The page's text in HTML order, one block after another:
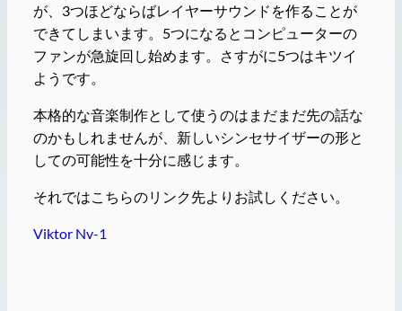
が、3つほどならばレイヤーサウンドを作ることが
できてしまいます。5つになるとコンピューターの
ファンが急旋回し始めます。さすがに5つはキツイ
ようです。
本格的な音楽制作として使うのはまだまだ先の話な
のかもしれませんが、新しいシンセサイザーの形と
しての可能性を十分に感じます。
それではこちらのリンク先よりお試しください。
Viktor Nv-1